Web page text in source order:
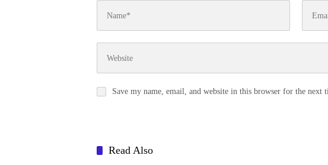
Save my name, email, and website in this browser for the next
Read Also